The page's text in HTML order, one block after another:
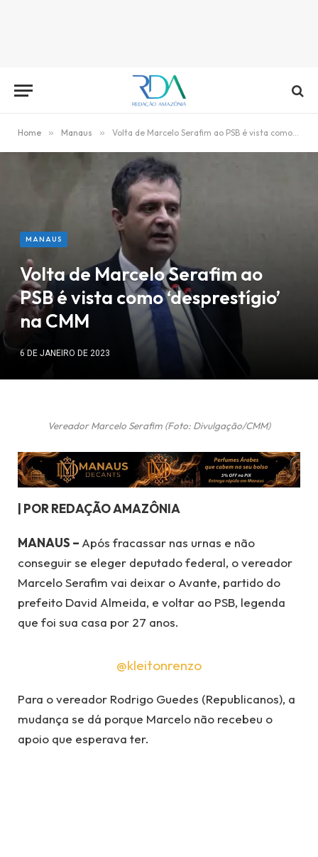
Home » Manaus » Volta de Marcelo Serafim ao PSB é vista como ‘desprestígio’ na CMM
MANAUS
Volta de Marcelo Serafim ao
PSB é vista como ‘desprestígio’
na CMM
6 DE JANEIRO DE 2023
Vereador Marcelo Serafim (Foto: Divulgação/CMM)
| POR REDAÇÃO AMAZÔNIA
MANAUS – Após fracassar nas urnas e não
conseguir se eleger deputado federal, o vereador
Marcelo Serafim vai deixar o Avante, partido do
prefeito David Almeida, e voltar ao PSB, legenda
que foi sua casa por 27 anos.
@kleitonrenzo
Para o vereador Rodrigo Guedes (Republicanos), a
mudança se dá porque Marcelo não recebeu o
apoio que esperava ter.